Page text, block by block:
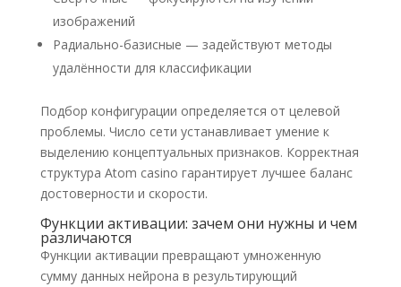
изображений
Радиально-базисные — задействуют методы
удалённости для классификации
Подбор конфигурации определяется от целевой
проблемы. Число сети устанавливает умение к
выделению концептуальных признаков. Корректная
структура Atom casino гарантирует лучшее баланс
достоверности и скорости.
Функции активации: зачем они нужны и чем
различаются
Функции активации превращают умноженную
сумму данных нейрона в результирующий